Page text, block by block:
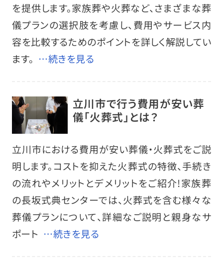
を提供します。家族葬や火葬など、さまざまな葬
儀プランの選択肢を考慮し、費用やサービス内
容を比較するためのポイントを詳しく解説してい
ます。 …続きを見る
立川市で行う費用が安い葬
儀「火葬式」とは？
立川市における費用が安い葬儀・火葬式をご説
明します。コストを抑えた火葬式の特徴、手続き
の流れやメリットとデメリットをご紹介!家族葬
の長坂式典センターでは、火葬式を含む様々な
葬儀プランについて、詳細なご説明と親身なサ
ポート …続きを見る